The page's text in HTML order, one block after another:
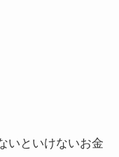
いといけないお金